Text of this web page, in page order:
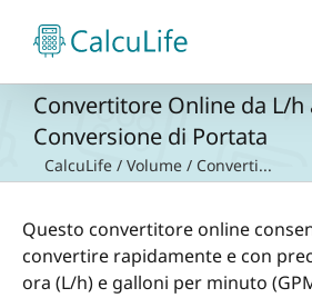
contenuto
Convertitore Online da L/h
Conversione di Portata
CalcuLife / Volume / Converti...
Questo convertitore online
convertire rapidamente e con
ora (L/h) e galloni per minuto